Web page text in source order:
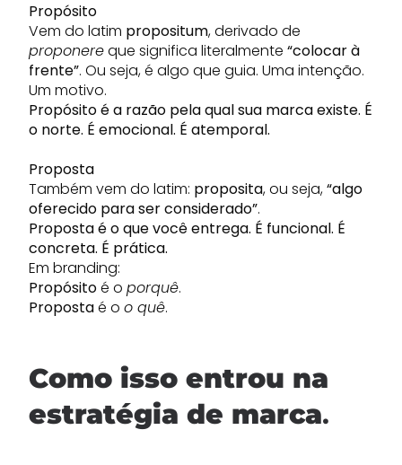
Propósito
Vem do latim propositum, derivado de
proponereque significa literalmente “colocar à
frente”. Ou seja, é algo que guia. Uma intenção.
Um motivo.
Propósito é a razão pela qual sua marca existe. É
o norte. É emocional. É atemporal.
Proposta
Também vem do latim: proposita, ou seja,“algo
oferecido para ser considerado”.
Proposta é o que você entrega. É funcional. É
concreta. É prática.
Em branding:
Propósitoé o porquê.
Propostaé o o quê.
Como isso entrou na
estratégia de marca.